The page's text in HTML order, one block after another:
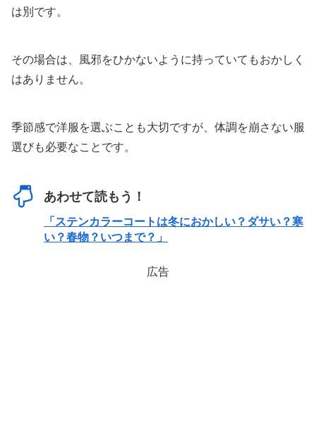
は別です。
その場合は、風邪をひかないように持っていてもおかしく
はありません。
季節感で洋服を選ぶことも大切ですが、体調を崩さない服
選びも必要なことです。
あわせて読もう！
「ステンカラーコートは冬におかしい？ダサい？寒
い？春物？いつまで？」
広告